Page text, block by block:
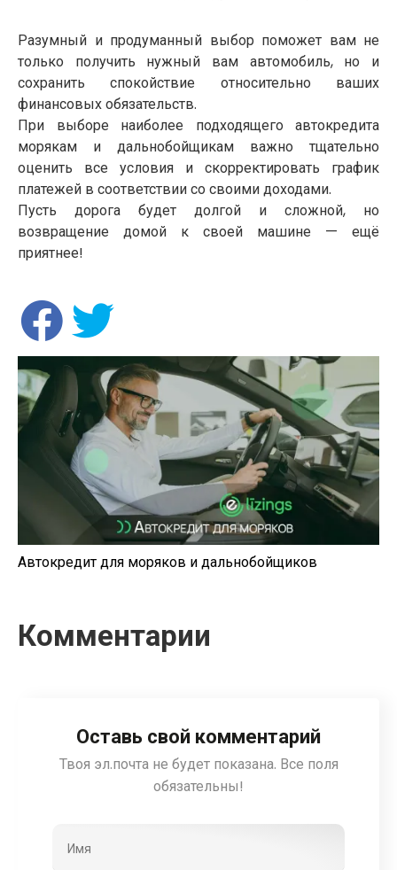
Разумный и продуманный выбор поможет вам не
только получить нужный вам автомобиль, но и
сохранить спокойствие относительно ваших
финансовых обязательств.
При выборе наиболее подходящего автокредита
морякам и дальнобойщикам важно тщательно
оценить все условия и скорректировать график
платежей в соответствии со своими доходами.
Пусть дорога будет долгой и сложной, но
возвращение домой к своей машине — ещё
приятнее!
Автокредит для моряков и дальнобойщиков
Комментарии
Оставь свой комментарий
Твоя эл.почта не будет показана. Все поля
обязательны!